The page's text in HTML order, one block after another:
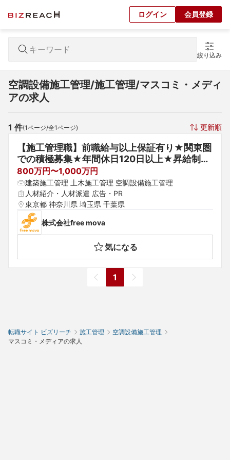
ログイン 会員登録
絞り込み
空調設備施工管理/施工管理/マスコミ・メディ
アの求人
1 件(1ページ/全1ページ) 更新順
【施工管理職】前職給与以上保証有り★関東圏
での積極募集★年間休日120日以上★昇給制度
あり★賞与★ジョブローテーション制度あり
800万円〜1,000万円
建築施工管理 土木施工管理 空調設備施工管理
人材紹介・人材派遣 広告・PR
東京都 神奈川県 埼玉県 千葉県
株式会社free mova
気になる
1
転職サイト ビズリーチ 施工管理
空調設備施工管理
マスコミ・メディアの求人